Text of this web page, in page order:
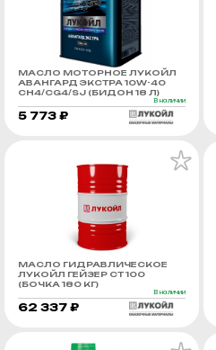
МАСЛО МОТОРНОЕ ЛУКОЙЛ
АВАНГАРД ЭКСТРА 10W-40
CH4/CG4/SJ (БИДОН 18 Л)
В наличии
5 773 ₽
МАСЛО ГИДРАВЛИЧЕСКОЕ
ЛУКОЙЛ ГЕЙЗЕР СТ 100
(БОЧКА 180 КГ)
В наличии
62 337 ₽